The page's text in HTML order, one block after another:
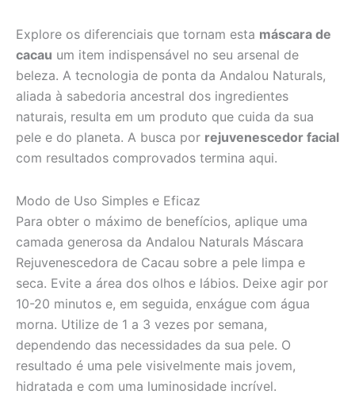
Explore os diferenciais que tornam esta máscara de
cacau um item indispensável no seu arsenal de
beleza. A tecnologia de ponta da Andalou Naturals,
aliada à sabedoria ancestral dos ingredientes
naturais, resulta em um produto que cuida da sua
pele e do planeta. A busca por rejuvenescedor facial
com resultados comprovados termina aqui.
Modo de Uso Simples e Eficaz
Para obter o máximo de benefícios, aplique uma
camada generosa da Andalou Naturals Máscara
Rejuvenescedora de Cacau sobre a pele limpa e
seca. Evite a área dos olhos e lábios. Deixe agir por
10-20 minutos e, em seguida, enxágue com água
morna. Utilize de 1 a 3 vezes por semana,
dependendo das necessidades da sua pele. O
resultado é uma pele visivelmente mais jovem,
hidratada e com uma luminosidade incrível.